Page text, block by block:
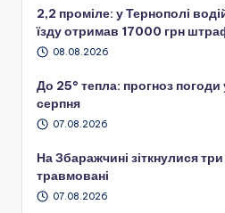
2,2 проміле: у Тернополі
їзду отримав 17000 грн
08.08.2026
До 25° тепла: прогноз погоди
серпня
07.08.2026
На Збаражчині зіткнулися
травмовані
07.08.2026